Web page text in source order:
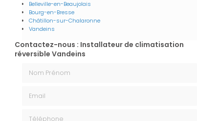
Belleville-en-Beaujolais
Bourg-en-Bresse
Châtillon-sur-Chalaronne
Vandeins
Contactez-nous : Installateur de climatisation
réversible Vandeins